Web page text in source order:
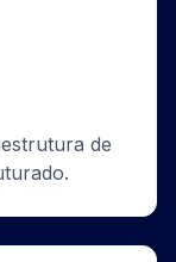
de